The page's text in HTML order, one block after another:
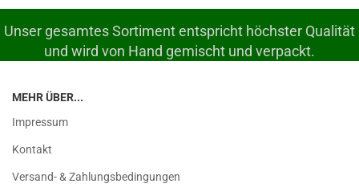
Unser gesamtes Sortiment entspricht höchster Qualität
und wird von Hand gemischt und verpackt.
MEHR ÜBER...
Impressum
Kontakt
Versand- & Zahlungsbedingungen